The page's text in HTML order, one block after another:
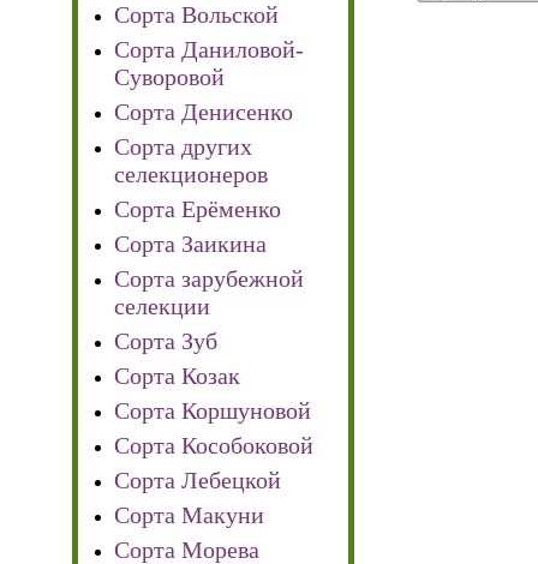
Сорта Вольской
Сорта Даниловой-
Суворовой
Сорта Денисенко
Сорта других
селекционеров
Сорта Ерёменко
Сорта Заикина
Сорта зарубежной
селекции
Сорта Зуб
Сорта Козак
Сорта Коршуновой
Сорта Кособоковой
Сорта Лебецкой
Сорта Макуни
Сорта Морева